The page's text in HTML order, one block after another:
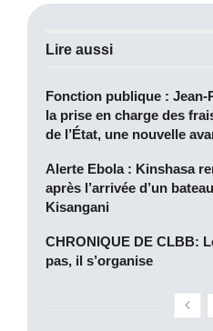
Lire aussi
Fonction publique :
la prise en charge des
de l’État, une nouvelle
Alerte Ebola : Kinshasa
après l’arrivée d’un
Kisangani
CHRONIQUE DE CLBB:
pas, il s’organise